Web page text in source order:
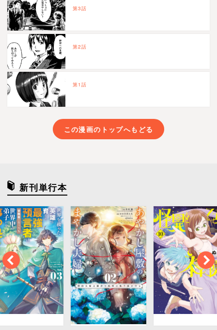
第3話
第2話
第1話
この漫画のトップへもどる
新刊単行本